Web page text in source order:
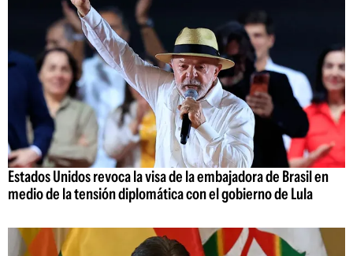
Estados Unidos revoca la visa de la embajadora de Brasil en
medio de la tensión diplomática con el gobierno de Lula